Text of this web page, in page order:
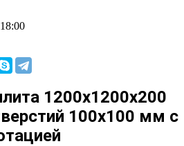
1200х1200х200
100х100 мм с